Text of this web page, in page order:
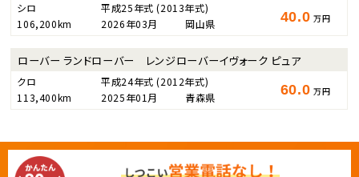
シロ 平成25年式(2013年式)
106,200km
2026年03月 岡山県 40.0 万円
ローバー ランドローバー レンジローバーイヴォーク ピュア
クロ 平成24年式(2012年式)
113,400km
2025年01月 青森県 60.0 万円